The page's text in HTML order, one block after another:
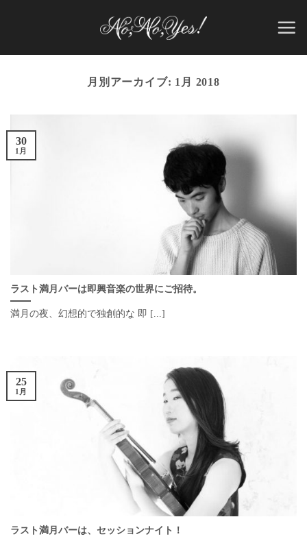
月別アーカイブ: 1月 2018
ラスト満月バーは即興音楽の世界にご招待。
満月の夜、幻想的で独創的な 即 [...]
30
1月
ラスト満月バーは、セッションナイト！
25
1月